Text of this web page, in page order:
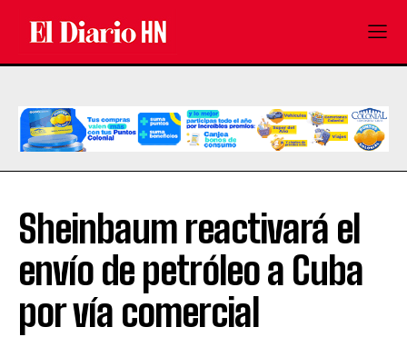
Sheinbaum reactivará el
envío de petróleo a Cuba
por vía comercial